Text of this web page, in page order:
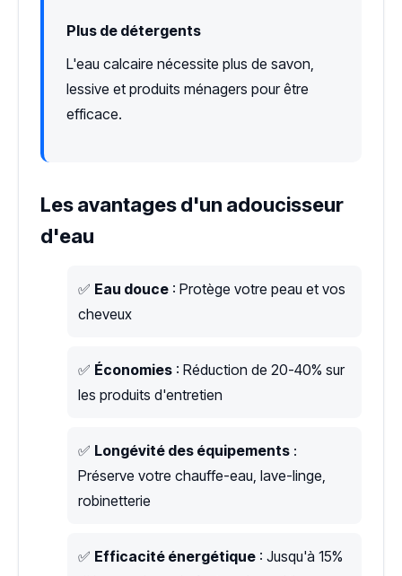
Plus de détergents
L'eau calcaire nécessite plus de savon,
lessive et produits ménagers pour être
efficace.
Les avantages d'un adoucisseur
d'eau
✅ Eau douce : Protège votre peau et vos
cheveux
✅ Économies : Réduction de 20-40% sur
les produits d'entretien
✅ Longévité des équipements :
Préserve votre chauffe-eau, lave-linge,
robinetterie
✅ Efficacité énergétique : Jusqu'à 15%